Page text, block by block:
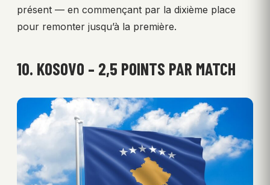
présent — en commençant par la dixième place
pour remonter jusqu’à la première.
10. KOSOVO – 2,5 POINTS PAR MATCH